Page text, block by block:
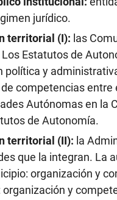
jurídico.
territorial (I): las
Estatutos de
política y
competencias entre
Autónomas en la
de Autonomía.
territorial (II): la
que la integran. La
organización y
organización y